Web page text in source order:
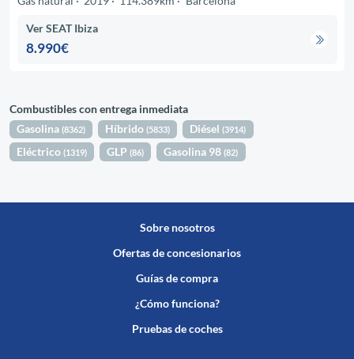
Ver SEAT Ibiza
8.990€
Combustibles con entrega inmediata
Gasolina(8362) Híbrido(5833) Diésel(3914)
Eléctrico(1319) GLP(86) Gasolina 98(82)
Sobre nosotros
Ofertas de concesionarios
Guías de compra
¿Cómo funciona?
Pruebas de coches